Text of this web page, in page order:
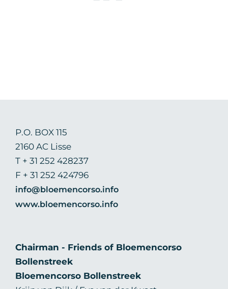
P.O. BOX 115
2160 AC Lisse
T + 31 252 428237
F + 31 252 424796
info@bloemencorso.info
www.bloemencorso.info
Chairman - Friends of Bloemencorso
Bollenstreek
Bloemencorso Bollenstreek